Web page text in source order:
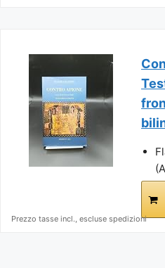
Prezzo tasse incl., escluse spedizioni